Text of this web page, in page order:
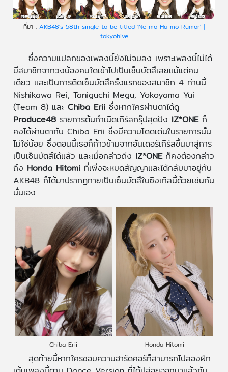
ที่มา : AKB48's 58th single to be titled 'Ne mo Ha mo Rumor' |
tokyohive
ซึ่งความแปลกของเพลงนี้ยังไม่จบลง เพราะเพลงนี้ไม่ได้
มีสมาชิกจากวงน้องคนใดเข้าไปเป็นเซ็นบัตสึเลยแม้แต่คน
เดียว และเป็นการติดเซ็นบัตสึครั้งแรกของสมาชิก 4 ท่านนี้
Nishikawa Rei, Taniguchi Megu, Yokoyama Yui
(Team 8) และ Chiba Eriiซึ่งหากใครผ่านตาได้ดู
Produce48รายการต้นกำเนิดเกิร์ลกรุ๊ปสุดปัง IZ*ONEก็
คงได้ผ่านตากับ Chiba Erii ซึ่งมีความโดดเด่นในรายการนั้น
ไม่ใช่น้อย ซึ่งตอนนี้เธอก็ก้าวข้ามจากอันเดอร์เกิร์ลขึ้นมาสู่การ
เป็นเซ็นบัตสึได้แล้ว และเมื่อกล่าวถึง IZ*ONEก็คงต้องกล่าว
ถึง Honda Hitomiที่เพิ่งจะหมดสัญญาและได้กลับมาอยู่กับ
AKB48 ก็ได้มาปรากฏกายเป็นเซ็นบัตสึในซิงเกิลนี้ด้วยเช่นกัน
นั่นเอง
Chiba Erii Honda Hitomi
สุดท้ายนี้หากใครชอบความฮาร์ดคอร์ก็สามารถไปลองฝึก